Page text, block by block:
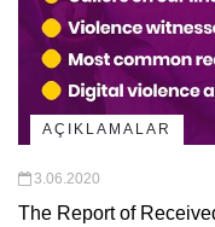
AÇIKLAMALAR
3.06.2020
The Report of